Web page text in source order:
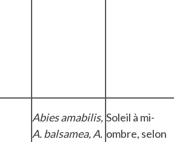
Abies amabilis,
A. balsamea, A.
Soleil à mi-
ombre, selon